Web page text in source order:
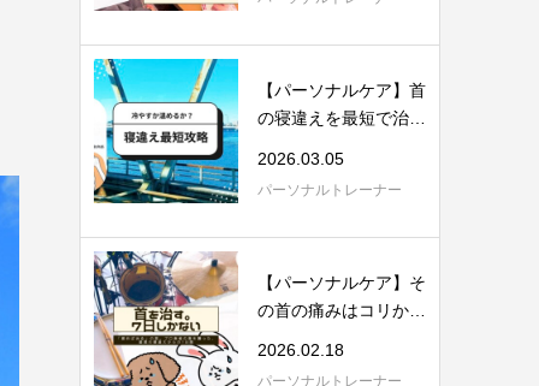
【パーソナルケア】首
の寝違えを最短で治す
2026.03.05
パーソナルトレーナー
【パーソナルケア】そ
の首の痛みはコリか張
2026.02.18
パーソナルトレーナー